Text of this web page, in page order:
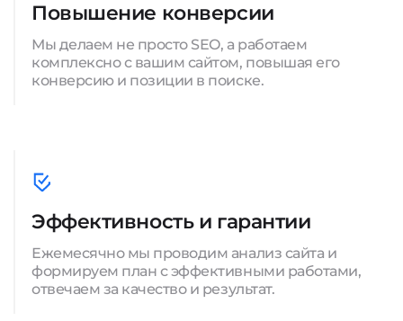
Повышение конверсии
Мы делаем не просто SEO, а работаем
комплексно с вашим сайтом, повышая его
конверсию и позиции в поиске.
Эффективность и гарантии
Ежемесячно мы проводим анализ сайта и
формируем план с эффективными работами,
отвечаем за качество и результат.